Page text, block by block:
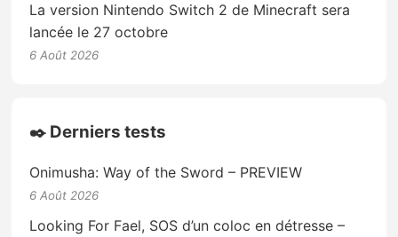
La version Nintendo Switch 2 de Minecraft sera
lancée le 27 octobre
6 Août 2026
✒️ Derniers tests
Onimusha: Way of the Sword – PREVIEW
6 Août 2026
Looking For Fael, SOS d’un coloc en détresse –